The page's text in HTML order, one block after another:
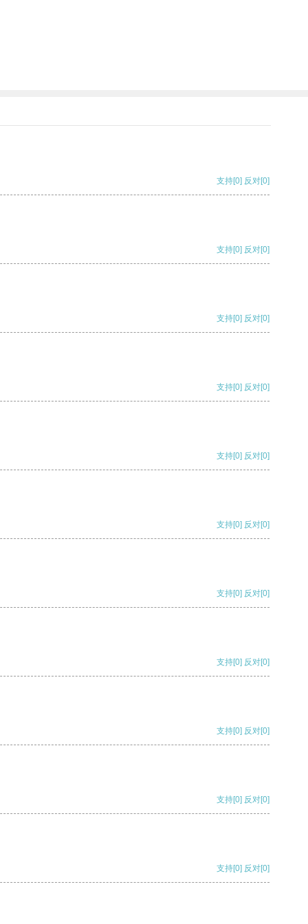
支持[0] 反对[0]
支持[0] 反对[0]
支持[0] 反对[0]
支持[0] 反对[0]
支持[0] 反对[0]
支持[0] 反对[0]
支持[0] 反对[0]
支持[0] 反对[0]
支持[0] 反对[0]
支持[0] 反对[0]
支持[0] 反对[0]